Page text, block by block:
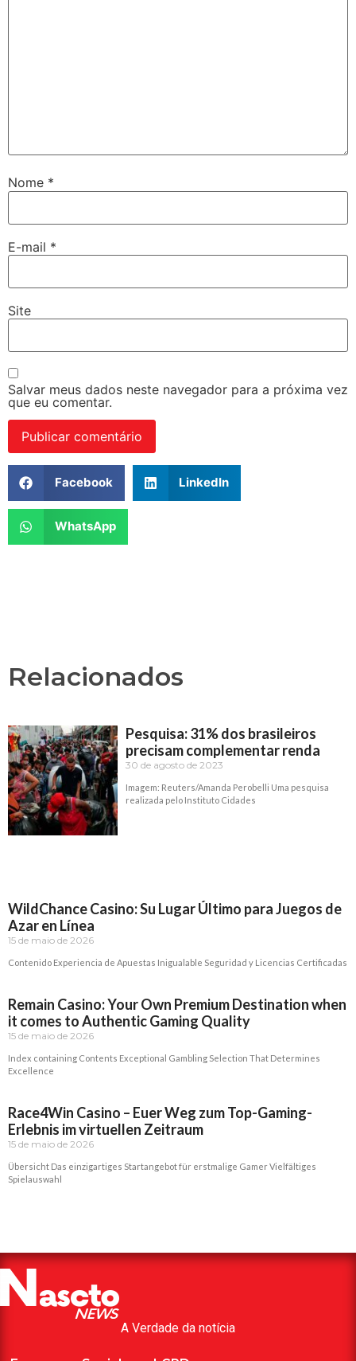
Nome *
E-mail *
Site
Salvar meus dados neste navegador para a próxima vez
que eu comentar.
Facebook LinkedIn
WhatsApp
Relacionados
Pesquisa: 31% dos brasileiros
precisam complementar renda
30 de agosto de 2023
Imagem: Reuters/Amanda Perobelli Uma pesquisa
realizada pelo Instituto Cidades
WildChance Casino: Su Lugar Último para Juegos de
Azar en Línea
15 de maio de 2026
Contenido Experiencia de Apuestas Inigualable Seguridad y Licencias Certificadas
Remain Casino: Your Own Premium Destination when
it comes to Authentic Gaming Quality
15 de maio de 2026
Index containing Contents Exceptional Gambling Selection That Determines
Excellence
Race4Win Casino – Euer Weg zum Top-Gaming-
Erlebnis im virtuellen Zeitraum
15 de maio de 2026
Übersicht Das einzigartiges Startangebot für erstmalige Gamer Vielfältiges
Spielauswahl
A Verdade da notícia